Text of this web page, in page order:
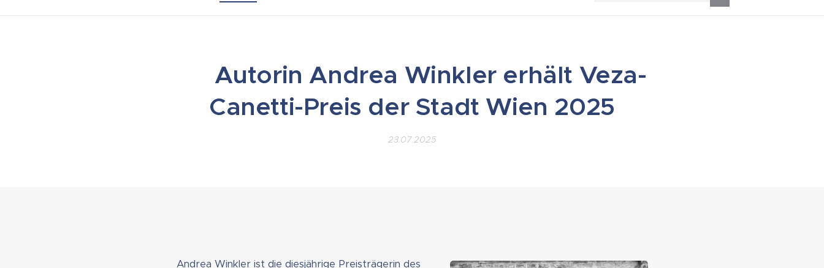
▶ Autorin Andrea Winkler erhält Veza-
Canetti-Preis der Stadt Wien 2025
23.07.2025
Andrea Winkler ist die diesjährige Preisträgerin des